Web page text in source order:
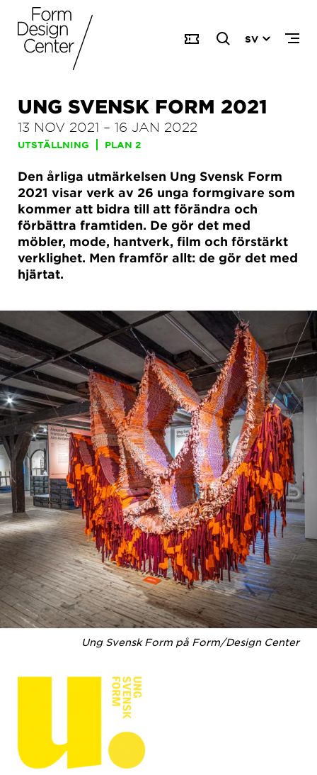
SV
UNG SVENSK FORM 2021
13 NOV 2021 – 16 JAN 2022
UTSTÄLLNING PLAN 2
Den årliga utmärkelsen Ung Svensk Form
2021 visar verk av 26 unga formgivare som
kommer att bidra till att förändra och
förbättra framtiden. De gör det med
möbler, mode, hantverk, film och förstärkt
verklighet. Men framför allt: de gör det med
hjärtat.
Ung Svensk Form på Form/Design Center